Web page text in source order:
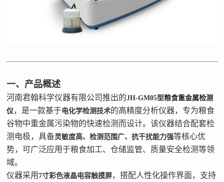
一、产品概述
河南君翰科学仪器有限公司推出的JH-GM05型粮食重金属检测
仪，是一款基于电化学检测技术的高精度分析仪器，专为粮食
谷物中重金属污染物的快速检测而设计。该仪器结合配套检
测电极，具备灵敏度高、检测范围广、抗干扰能力强等核心优
势，可广泛应用于粮食加工、仓储监管、质量安全检测等领
域。
仪器采用7寸彩色液晶电容触摸屏，搭配人性化操作界面，支持